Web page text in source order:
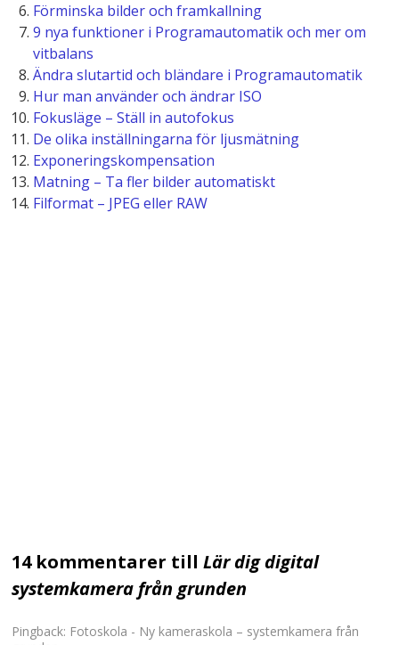
Förminska bilder och framkallning
9 nya funktioner i Programautomatik och mer om
vitbalans
Ändra slutartid och bländare i Programautomatik
Hur man använder och ändrar ISO
Fokusläge – Ställ in autofokus
De olika inställningarna för ljusmätning
Exponeringskompensation
Matning – Ta fler bilder automatiskt
Filformat – JPEG eller RAW
14 kommentarer till Lär dig digital
systemkamera från grunden
Pingback: Fotoskola - Ny kameraskola – systemkamera från